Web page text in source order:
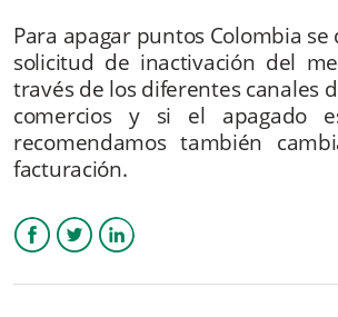
¿Cuánto tiempo dura el periodo sin cobro
acumulaciones en el modelo agregador?
¿Cómo acumulan puntos mis pagadores?
¿Qué son ventas mixtas?
¿Cómo apago el nuevo medio de pago?
Colombia ¿qué hago?
Para apagar puntos Colombia se
solicitud de inactivación del
través de los diferentes canales
comercios y si el apagado
recomendamos también
facturación.